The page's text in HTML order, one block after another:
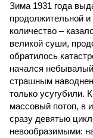
Зима 1931 года
продолжительной и
количество –
великой суши,
обратилось
начался
страшным
только усугубили.
массовый потоп, в
сразу девятью
невообразимыми: